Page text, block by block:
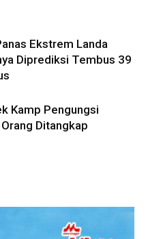
Ekstrem Landa
Diprediksi Tembus 39
Kamp Pengungsi
Ditangkap